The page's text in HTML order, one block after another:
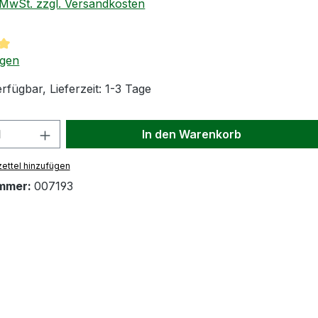
zzgl. Versandkosten
Bewertung von 5 von 5 Sternen
Lieferzeit: 1-3 Tage
Anzahl: Gib den gewünschten Wert
In den Warenkorb
hinzufügen
007193